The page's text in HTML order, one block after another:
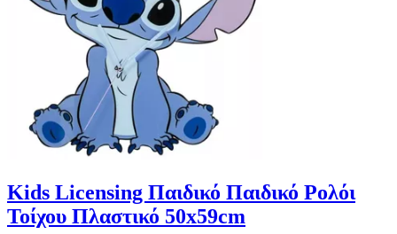
Kids Licensing Παιδικό Παιδικό Ρολόι
Τοίχου Πλαστικό 50x59cm